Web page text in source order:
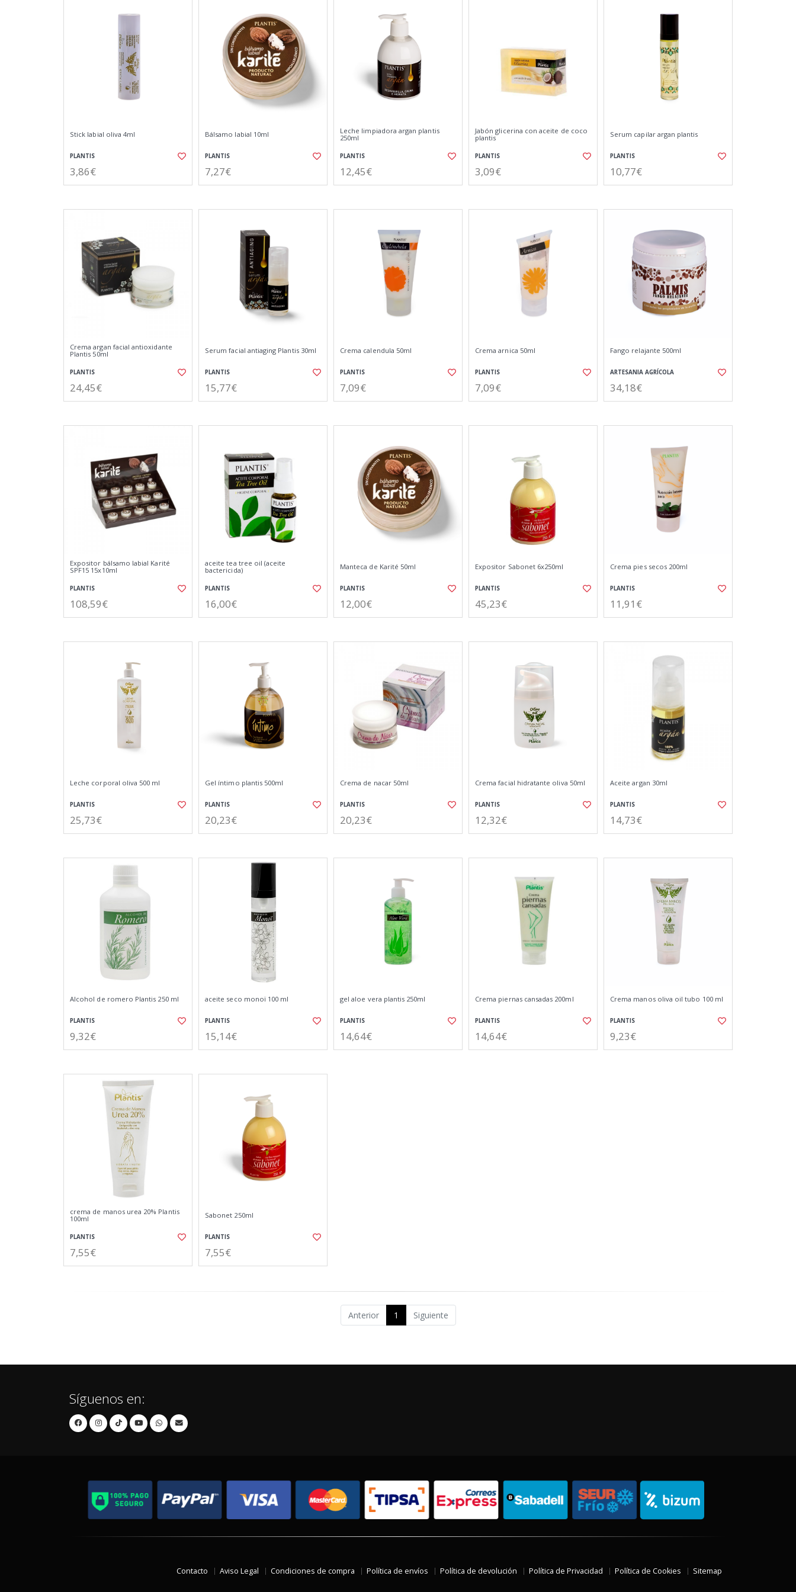
Stick labial oliva 4ml
PLANTIS
3,86€
Bálsamo labial 10ml
PLANTIS
7,27€
Leche limpiadora argan plantis
250ml
PLANTIS
12,45€
Jabón glicerina con aceite de coco
plantis
PLANTIS
3,09€
Serum capilar argan plantis
PLANTIS
10,77€
Crema argan facial antioxidante
Plantis 50ml
PLANTIS
24,45€
Serum facial antiaging Plantis 30ml
PLANTIS
15,77€
Crema calendula 50ml
PLANTIS
7,09€
Crema arnica 50ml
PLANTIS
7,09€
Fango relajante 500ml
ARTESANIA AGRÍCOLA
34,18€
Expositor bálsamo labial Karité
SPF15 15x10ml
PLANTIS
108,59€
aceite tea tree oil (aceite
bactericida)
PLANTIS
16,00€
Manteca de Karité 50ml
PLANTIS
12,00€
Expositor Sabonet 6x250ml
PLANTIS
45,23€
Crema pies secos 200ml
PLANTIS
11,91€
Leche corporal oliva 500 ml
PLANTIS
25,73€
Gel íntimo plantis 500ml
PLANTIS
20,23€
Crema de nacar 50ml
PLANTIS
20,23€
Crema facial hidratante oliva 50ml
PLANTIS
12,32€
Aceite argan 30ml
PLANTIS
14,73€
Alcohol de romero Plantis 250 ml
PLANTIS
9,32€
aceite seco monoï 100 ml
PLANTIS
15,14€
gel aloe vera plantis 250ml
PLANTIS
14,64€
Crema piernas cansadas 200ml
PLANTIS
14,64€
Crema manos oliva oil tubo 100 ml
PLANTIS
9,23€
crema de manos urea 20% Plantis
100ml
PLANTIS
7,55€
Sabonet 250ml
PLANTIS
7,55€
Anterior 1 Siguiente
Síguenos en:
Contacto Aviso Legal Condiciones de compra Política de envíos Política de devolución Política de Privacidad Política de Cookies Sitemap